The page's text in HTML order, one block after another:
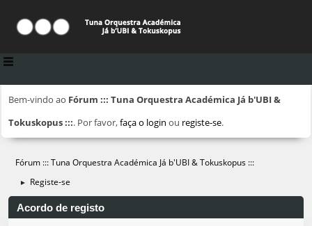
Bem-vindo ao Fórum ::: Tuna Orquestra Académica Já b'UBI &
Tokuskopus :::. Por favor,faça o login ou registe-se.
Fórum ::: Tuna Orquestra Académica Já b'UBI & Tokuskopus :::
► Registe-se
Acordo de registo